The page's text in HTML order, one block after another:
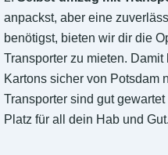
anpackst, aber eine
benötigst, bieten wir dir die
Transporter zu mieten.
Kartons sicher von Potsdam
Transporter sind gut
Platz für all dein Hab und Gut.